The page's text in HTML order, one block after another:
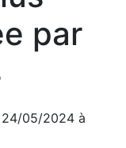
par
24/05/2024 à